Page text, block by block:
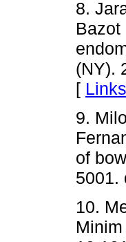
8.
Bazot
(NY).
[ Links
9.
of
5001.
10.